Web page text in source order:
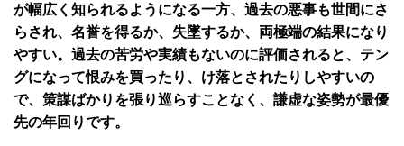
が幅広く知られるようになる一方、過去の悪事も世間にさ
らされ、名誉を得るか、失墜するか、両極端の結果になり
やすい。過去の苦労や実績もないのに評価されると、テン
グになって恨みを買ったり、け落とされたりしやすいの
で、策謀ばかりを張り巡らすことなく、謙虚な姿勢が最優
先の年回りです。